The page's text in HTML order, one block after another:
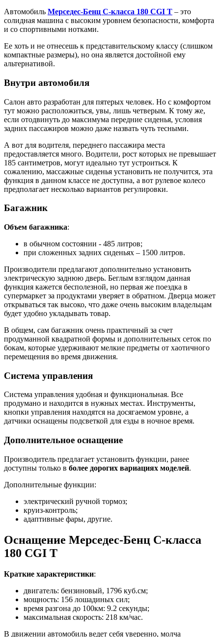
Автомобиль Мерседес-Бенц С-класса 180 CGI T – это
солидная машина с высоким уровнем безопасности, комфорта
и со спортивными нотками.
Ее хоть и не отнесешь к представительскому классу (слишком
компактные размеры), но она является достойной ему
альтернативой.
Внутри автомобиля
Салон авто разработан для пятерых человек. Но с комфортом
тут можно расположиться, увы, лишь четверым. К тому же,
если отодвинуть до максимума передние сиденья, условия
задних пассажиров можно даже назвать чуть тесными.
А вот для водителя, переднего пассажира места
предоставляется много. Водители, рост которых не превышает
185 сантиметров, могут идеально тут устроиться. К
сожалению, массажные сиденья установить не получится, эта
функция в данном классе не доступна, а вот рулевое колесо
предполагает несколько вариантов регулировки.
Багажник
Объем багажника:
в обычном состоянии - 485 литров;
при сложенных задних сиденьях – 1500 литров.
Производители предлагают дополнительно установить
электрическую заднюю дверь. Беглым взглядом данная
функция кажется бесполезной, но первая же поездка в
супермаркет за продуктами уверяет в обратном. Дверца может
открываться так высоко, что даже очень высоким владельцам
будет удобно укладывать товар.
В общем, сам багажник очень практичный за счет
продуманной квадратной формы и дополнительных сеток по
бокам, которые удерживают мелкие предметы от хаотичного
перемещения во время движения.
Система управления
Система управления удобная и функциональная. Все
продумано и находится в нужных местах. Инструменты,
кнопки управления находятся на досягаемом уровне, а
датчики оснащены подсветкой для езды в ночное время.
Дополнительное оснащение
Производитель предлагает установить функции, ранее
доступны только в более дорогих вариациях моделей.
Дополнительные функции:
электрический ручной тормоз;
круиз-контроль;
адаптивные фары, другие.
Оснащение Мерседес-Бенц С-класса
180 CGI T
Краткие характеристики:
двигатель: бензиновый, 1796 куб.см;
мощность: 156 лошадиных сил;
время разгона до 100км: 9.2 секунды;
максимальная скорость: 218 км/час.
В движении автомобиль ведет себя уверенно, молча